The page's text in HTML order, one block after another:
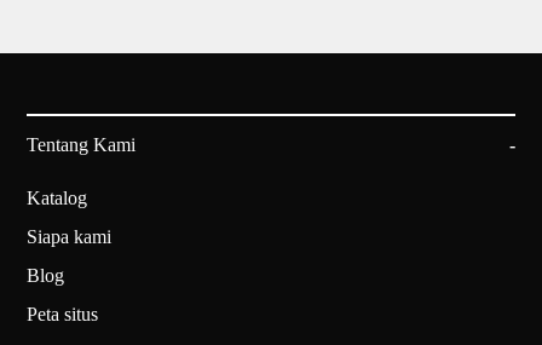
Tentang Kami
Katalog
Siapa kami
Blog
Peta situs